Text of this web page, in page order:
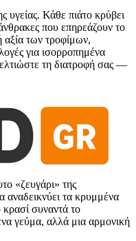
υγείας. Κάθε πιάτο κρύβει
που επηρεάζουν το
αξία των τροφίμων,
για ισορροπημένα
τη διατροφή σας —
«ζευγάρι» της
αναδεικνύει τα κρυμμένα
συναντά το
γεύμα, αλλά μια αρμονική